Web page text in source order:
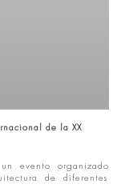
de la XX
evento organizado
de diferentes